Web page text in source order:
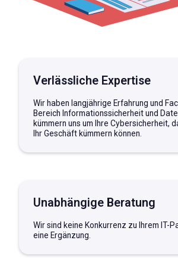
Verlässliche Expertise
Wir haben langjährige Erfahrung und
Bereich Informationssicherheit und
kümmern uns um Ihre Cybersicherheit,
Ihr Geschäft kümmern können.
Unabhängige Beratung
Wir sind keine Konkurrenz zu Ihrem IT-
eine Ergänzung.